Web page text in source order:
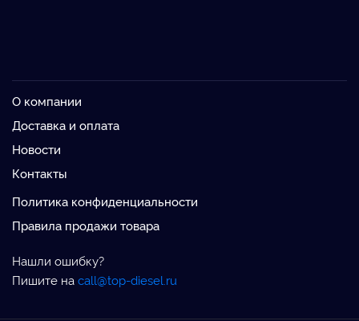
О компании
Доставка и оплата
Новости
Контакты
Политика конфиденциальности
Правила продажи товара
Нашли ошибку?
Пишите наcall@top-diesel.ru